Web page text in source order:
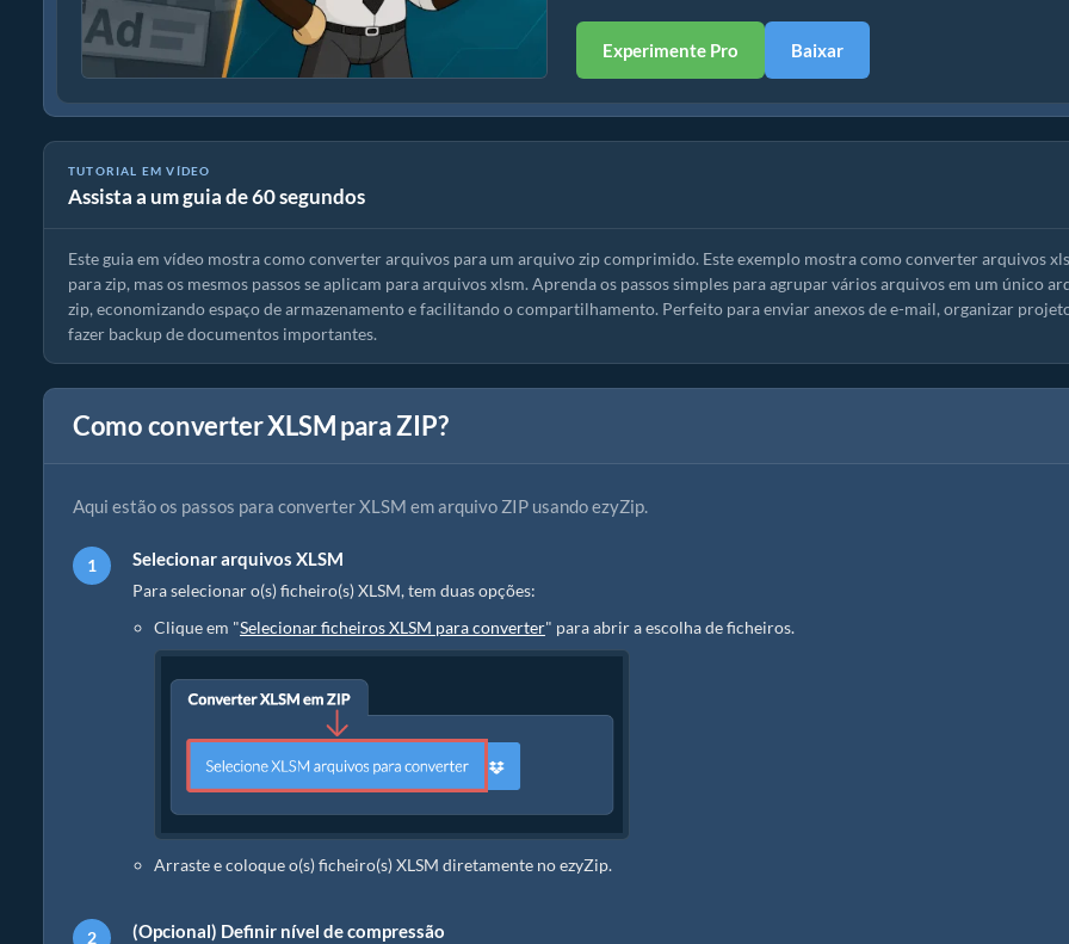
Experimente Pro Baixar
TUTORIAL EM VÍDEO
Assista a um guia de 60 segundos
Como converter arquivos para ZIP online (Guia simples)
Este guia em vídeo mostra como converter arquivos para um arquivo zip comprimido. Este exemplo mostra como converter arquivos
para zip, mas os mesmos passos se aplicam para arquivos xlsm. Aprenda os passos simples para agrupar vários arquivos em um único
zip, economizando espaço de armazenamento e facilitando o compartilhamento. Perfeito para enviar anexos de e-mail, organizar
fazer backup de documentos importantes.
Como converter XLSM para ZIP?
Aqui estão os passos para converter XLSM em arquivo ZIP usando ezyZip.
Selecionar arquivos XLSM
Para selecionar o(s) ficheiro(s) XLSM, tem duas opções:
Clique em "Selecionar ficheiros XLSM para converter" para abrir a escolha de ficheiros.
Arraste e coloque o(s) ficheiro(s) XLSM diretamente no ezyZip.
(Opcional) Definir nível de compressão